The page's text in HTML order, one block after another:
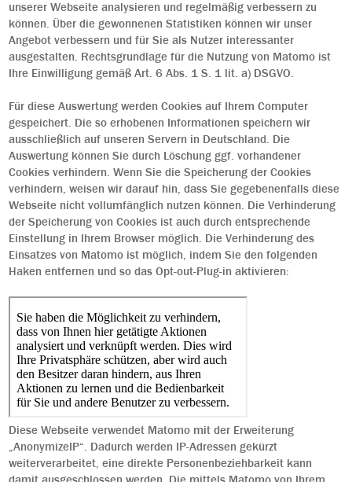
unserer Webseite analysieren und regelmäßig verbessern zu
können. Über die gewonnenen Statistiken können wir unser
Angebot verbessern und für Sie als Nutzer interessanter
ausgestalten. Rechtsgrundlage für die Nutzung von Matomo ist
Ihre Einwilligung gemäß Art. 6 Abs. 1 S. 1 lit. a) DSGVO.
Für diese Auswertung werden Cookies auf Ihrem Computer
gespeichert. Die so erhobenen Informationen speichern wir
ausschließlich auf unseren Servern in Deutschland. Die
Auswertung können Sie durch Löschung ggf. vorhandener
Cookies verhindern. Wenn Sie die Speicherung der Cookies
verhindern, weisen wir darauf hin, dass Sie gegebenenfalls diese
Webseite nicht vollumfänglich nutzen können. Die Verhinderung
der Speicherung von Cookies ist auch durch entsprechende
Einstellung in Ihrem Browser möglich. Die Verhinderung des
Einsatzes von Matomo ist möglich, indem Sie den folgenden
Haken entfernen und so das Opt-out-Plug-in aktivieren:
Diese Webseite verwendet Matomo mit der Erweiterung
„AnonymizeIP“. Dadurch werden IP-Adressen gekürzt
weiterverarbeitet, eine direkte Personenbeziehbarkeit kann